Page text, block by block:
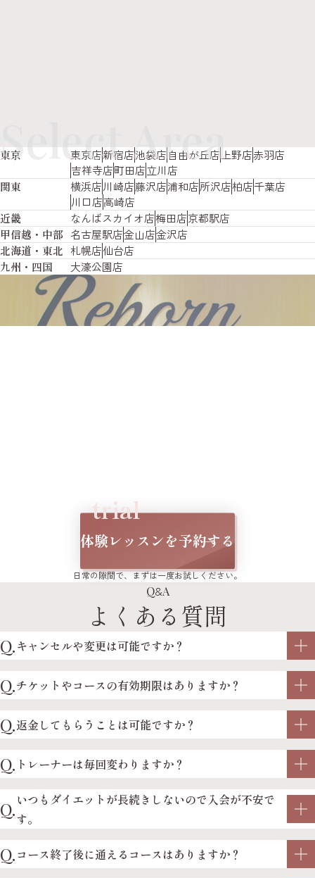
Select Area
東京 東京店新宿店池袋店 自由が丘店 上野店赤羽店
吉祥寺店町田店立川店
関東
横浜店川崎店藤沢店浦和店所沢店柏店千葉店
川口店高崎店
近畿
なんばスカイオ店梅田店京都駅店
甲信越・中部 名古屋駅店金山店金沢店
北海道・東北 札幌店仙台店
九州・四国
大濠公園店
物語を始めましょう
trial
体験レッスンを予約する
日常の隙間で、まずは一度お試しください。
Q&A
よくある質問
Q.キャンセルや変更は可能ですか？
Q.チケットやコースの有効期限はありますか？
Q.返金してもらうことは可能ですか？
Q. トレーナーは毎回変わりますか？
Q.いつもダイエットが長続きしないので入会が不安で
す。
Q.コース終了後に通えるコースはありますか？